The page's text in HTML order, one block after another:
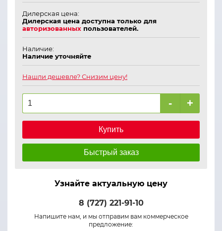
Дилерская цена:
Дилерская цена доступна только для
авторизованных пользователей.
Наличие:
Наличие уточняйте
Нашли дешевле? Снизим цену!
- +
Купить
Быстрый заказ
Узнайте актуальную цену
8 (727) 221-91-10
Напишите нам, и мы отправим вам коммерческое
предложение: